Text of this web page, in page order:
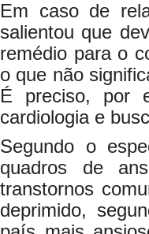
Em caso de
salientou que
remédio para o
o que não
É preciso, por
cardiologia e
Segundo o
quadros de
transtornos
deprimido,